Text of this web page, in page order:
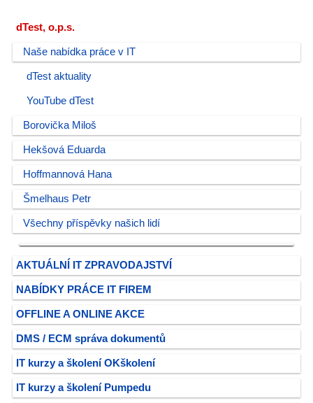
dTest, o.p.s.
Naše nabídka práce v IT
dTest aktuality
YouTube dTest
Borovička Miloš
Hekšová Eduarda
Hoffmannová Hana
Šmelhaus Petr
Všechny příspěvky našich lidí
AKTUÁLNÍ IT ZPRAVODAJSTVÍ
NABÍDKY PRÁCE IT FIREM
OFFLINE A ONLINE AKCE
DMS / ECM správa dokumentů
IT kurzy a školení OKškolení
IT kurzy a školení Pumpedu